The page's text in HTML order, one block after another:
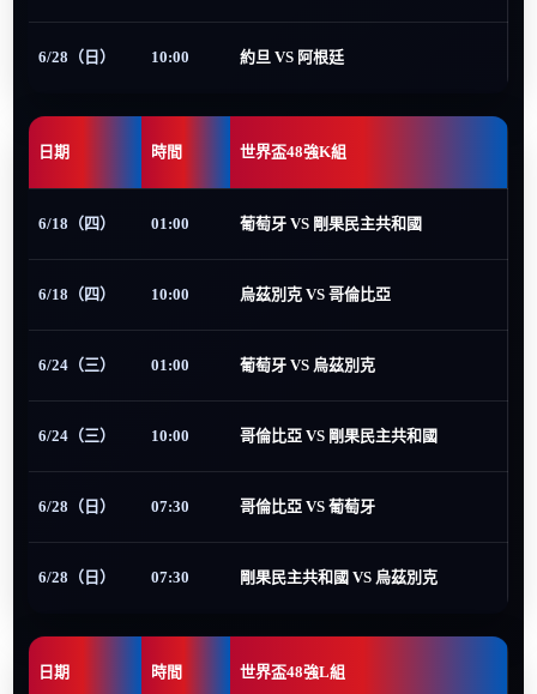
6/28（日） 10:00 約旦 VS 阿根廷
日期 時間 世界盃48強K組
6/18（四） 01:00 葡萄牙 VS 剛果民主共和國
6/18（四） 10:00 烏茲別克 VS 哥倫比亞
6/24（三） 01:00 葡萄牙 VS 烏茲別克
6/24（三） 10:00 哥倫比亞 VS 剛果民主共和國
6/28（日） 07:30 哥倫比亞 VS 葡萄牙
6/28（日） 07:30 剛果民主共和國 VS 烏茲別克
日期 時間 世界盃48強L組